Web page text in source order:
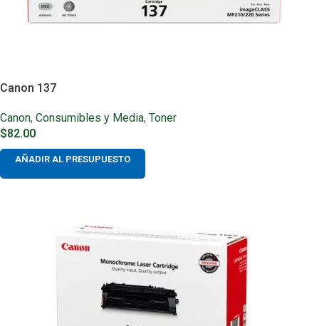
Canon 137
Canon, Consumibles y Media, Toner
$82.00
AÑADIR AL PRESUPUESTO